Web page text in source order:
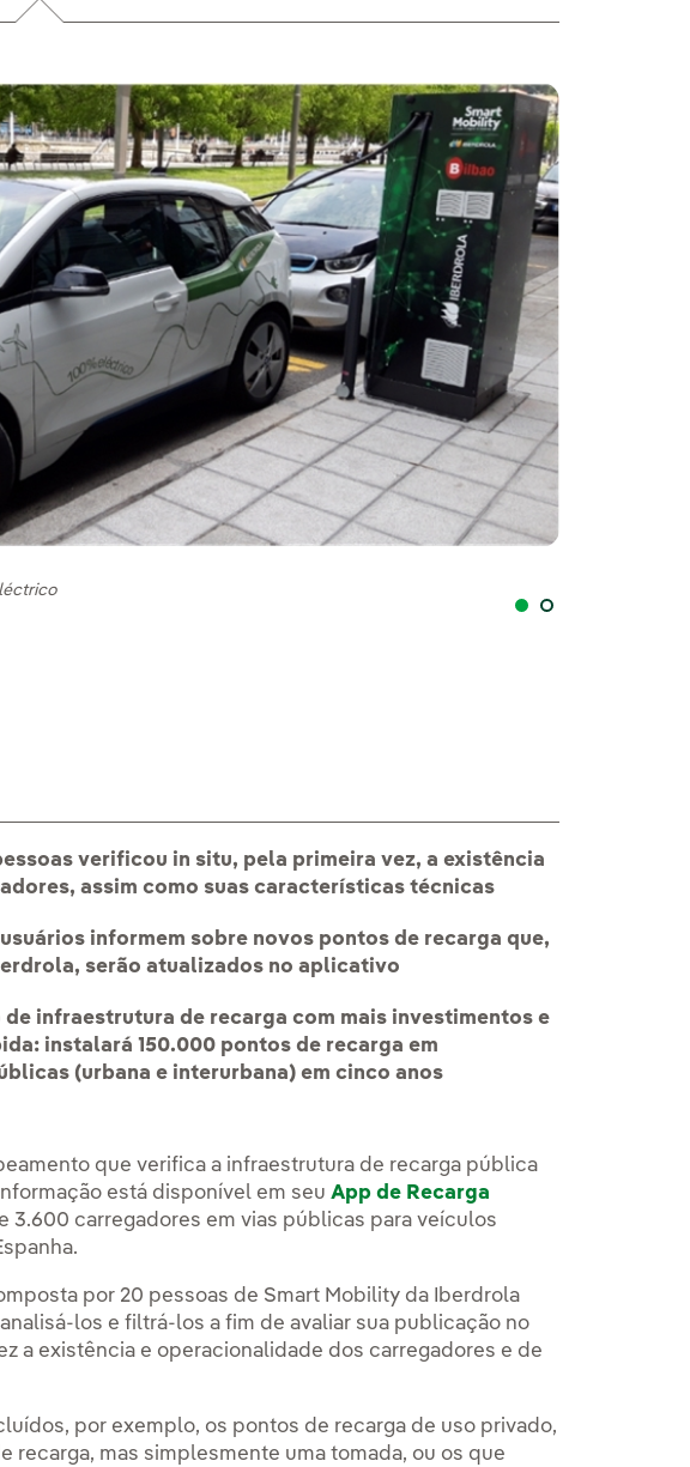
verificou in situ, pela primeira vez, a existência
assim como suas características técnicas
informem sobre novos pontos de recarga que,
serão atualizados no aplicativo
infraestrutura de recarga com mais investimentos e
instalará 150.000 pontos de recarga em
(urbana e interurbana) em cinco anos
que verifica a infraestrutura de recarga pública
está disponível em seuApp de Recarga
nova aba.
3.600 carregadores em vias públicas para veículos
por 20 pessoas de Smart Mobility da Iberdrola
los e filtrá-los a fim de avaliar sua publicação no
a existência e operacionalidade dos carregadores e de
por exemplo, os pontos de recarga de uso privado,
recarga, mas simplesmente uma tomada, ou os que